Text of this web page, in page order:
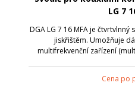
LG 7
DGA LG 7 16 MFA je
jiskřištěm. Umožňuje
multifrekvenční zařízení
Cena po